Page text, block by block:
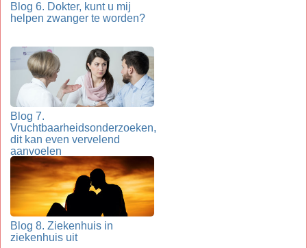
Blog 6. Dokter, kunt u mij
helpen zwanger te worden?
Blog 7.
Vruchtbaarheidsonderzoeken,
dit kan even vervelend
aanvoelen
Blog 8. Ziekenhuis in
ziekenhuis uit